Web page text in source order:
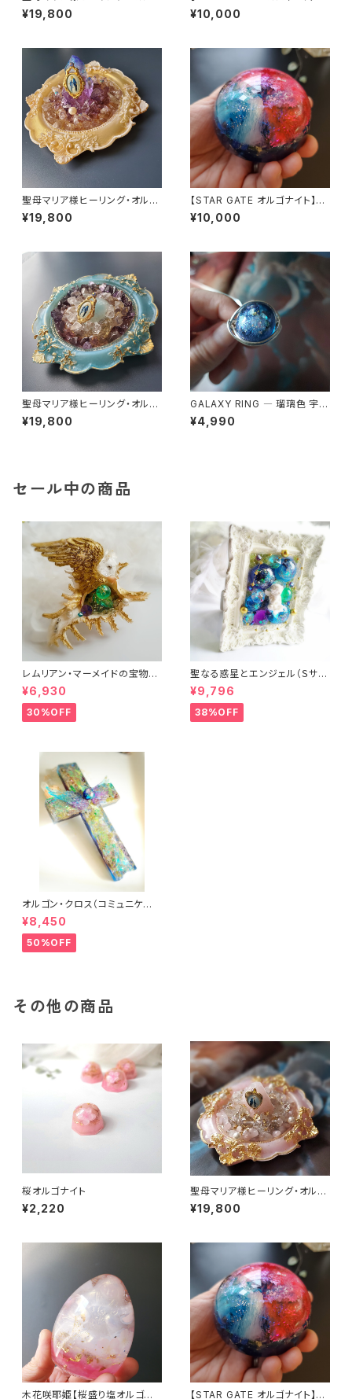
ナイト～マリアピンクの光～
¥19,800
～あなたへのメッセージ付き
¥10,000
聖母マリア様ヒーリング・オルゴ
ナイト～ディヴァインゴールドの
祈り～
¥19,800
【STAR GATE オルゴナイト】あ
なたへのメッセージ付き
¥10,000
聖母マリア様ヒーリング・オルゴ
ナイト～セレスティアル・ブルー
の祈り～
¥19,800
GALAXY RING ― 瑠璃色 宇宙
を身にまとう
¥4,990
セール中の商品
レムリアン・マーメイドの宝物
（オルゴナイト）
¥6,930
30%OFF
聖なる惑星とエンジェル（Ｓサイ
ズ）（フレーム・ヒーリングアー
ト）
¥9,796
38%OFF
オルゴン・クロス（コミュニケー
ション）
¥8,450
50%OFF
その他の商品
桜オルゴナイト
¥2,220
聖母マリア様ヒーリング・オルゴ
ナイト～マリアピンクの光～
¥19,800
木花咲耶姫【桜盛り塩オルゴナ
【STAR GATE オルゴナイト】あ